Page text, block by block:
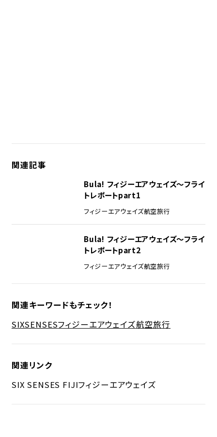
関連記事
Bula! フィジーエアウェイズ〜フライ
トレポートpart1
フィジーエアウェイズ航空旅行
Bula! フィジーエアウェイズ〜フライ
トレポートpart2
フィジーエアウェイズ航空旅行
関連キーワードもチェック！
SIXSENSESフィジーエアウェイズ航空旅行
関連リンク
SIX SENSES FIJIフィジーエアウェイズ